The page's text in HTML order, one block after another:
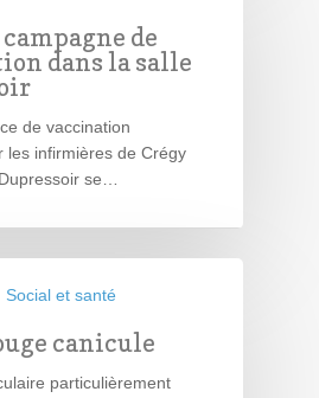
de
dans la salle
de vaccination
les infirmières de Crégy
se…
Social et santé
canicule
particulièrement